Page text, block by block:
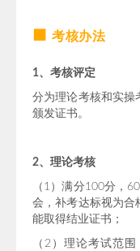
■考核办法
1、考核评定
分为理论考核和实操
颁发证书。
2、理论考核
（1）满分100分，
会，补考达标视为合
能取得结业证书；
（2）理论考试范